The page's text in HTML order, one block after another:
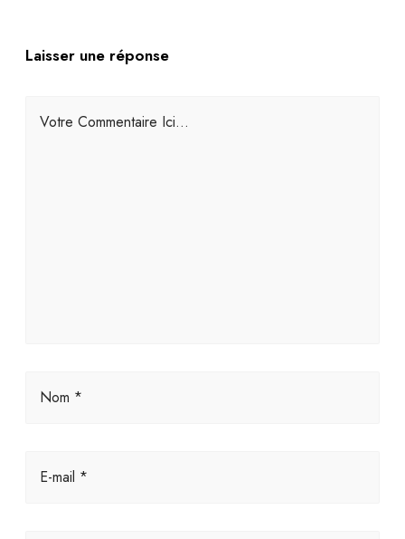
Laisser une réponse
Votre Commentaire Ici...
Nom *
E-mail *